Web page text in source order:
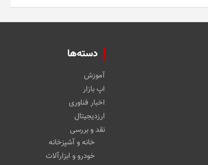
دسته‌ها
آموزش
اپ بازار
اخبار فناوری
ارزدیجیتال
نقد و بررسی
خانه و آشپزخانه
خودرو و ابزارآلات